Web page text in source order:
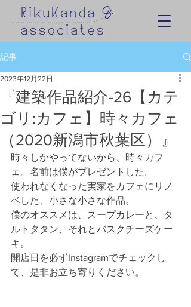
記事
『建築作品紹介-26【カテ
ゴリ:カフェ】時々カフェ
（2020新潟市秋葉区）』
2023年12月22日
時々しかやってないから、時々カフ
ェ。名前は僕がプレゼントした。
使われなくなった実家をカフェにリノ
ベした、小さな小さな作品。
僕のオススメは、スープカレーと、タ
ルトタタン、それとバスクチーズケー
キ。
開店日を必ずInstagramでチェックし
て、是非お立ち寄りください。